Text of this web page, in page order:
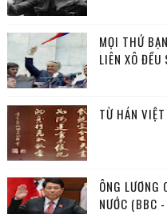
MỌI THỨ
LIÊN XÔ ĐỀU
TỪ HÁN
ÔNG LƯƠNG
NƯỚC (BBC